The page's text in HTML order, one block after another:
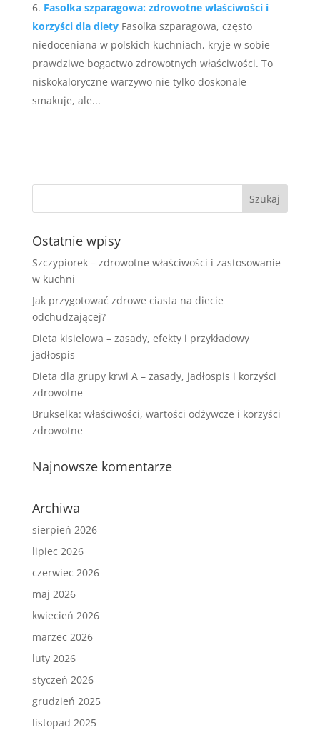
Fasolka szparagowa: zdrowotne właściwości i
korzyści dla diety Fasolka szparagowa, często
niedoceniana w polskich kuchniach, kryje w sobie
prawdziwe bogactwo zdrowotnych właściwości. To
niskokaloryczne warzywo nie tylko doskonale
smakuje, ale...
Ostatnie wpisy
Szczypiorek – zdrowotne właściwości i zastosowanie
w kuchni
Jak przygotować zdrowe ciasta na diecie
odchudzającej?
Dieta kisielowa – zasady, efekty i przykładowy
jadłospis
Dieta dla grupy krwi A – zasady, jadłospis i korzyści
zdrowotne
Brukselka: właściwości, wartości odżywcze i korzyści
zdrowotne
Najnowsze komentarze
Archiwa
sierpień 2026
lipiec 2026
czerwiec 2026
maj 2026
kwiecień 2026
marzec 2026
luty 2026
styczeń 2026
grudzień 2025
listopad 2025